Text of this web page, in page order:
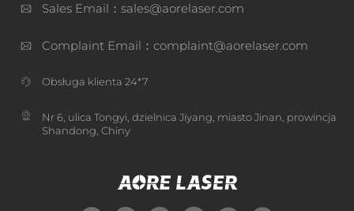
Sales Email：sales@aorelaser.com
Complaint Email：complaint@aorelaser.com
Obsługa klienta 24*7
Nr 6, ulica Tongyi, dzielnica Jiyang, miasto Jinan, prowincja
Shandong, Chiny